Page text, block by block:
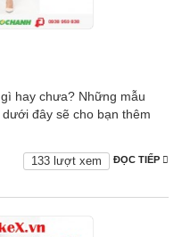
hay chưa? Những mẫu
đây sẽ cho bạn thêm
ĐỌC TIẾP
133 lượt xem